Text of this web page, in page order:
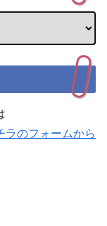
ラのフォームから